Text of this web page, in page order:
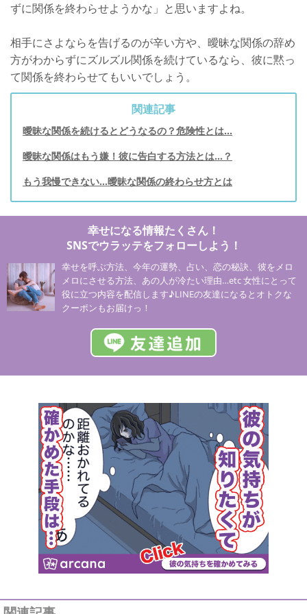
ずに関係を終わらせようかな」と思いますよね。
相手にさよならを告げるのが辛い方や、曖昧な関係の辞め
方がわからずにズルズル関係を続けているなら、彼に黙っ
て関係を終わらせてもいいでしょう。
関連記事
曖昧な関係を続けるとどうなるの？危険性とは…
曖昧な関係はもう嫌！彼に告白する方法とは…？
もう我慢できない…曖昧な関係の終わらせ方とは
幸せになる情報たくさん！
SNSでウラッテをフォローしよう！
幸せを呼ぶ方法、今年の運勢、占い、恋の秘訣、彼をメロ
メロにさせる方法、あの人が冷たい理由…etc 女性にとって
役に立つ内容を配信します♪LINEの友達になるとオトクな
クーポンもお届けっ！